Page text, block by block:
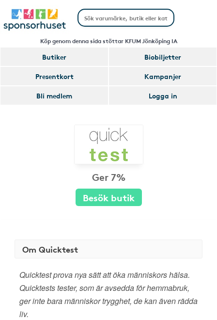
Köp genom denna sida stöttar KFUM Jönköping IA
Butiker
Biobiljetter
Presentkort
Kampanjer
Bli medlem
Logga in
Ger 7%
Besök butik
Om Quicktest
Quicktest prova nya sätt att öka människors hälsa.
Quicktests tester, som är avsedda för hemmabruk,
ger inte bara människor trygghet, de kan även rädda
liv.